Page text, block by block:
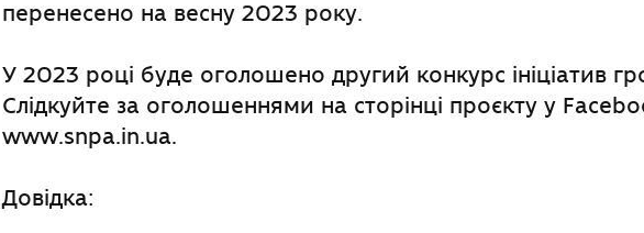
перенесено на весну 2023 року.
У 2023 році буде оголошено другий конкурс ініціатив
Слідкуйте за оголошеннями на сторінці проєкту у
www.snpa.in.ua.
Довідка: